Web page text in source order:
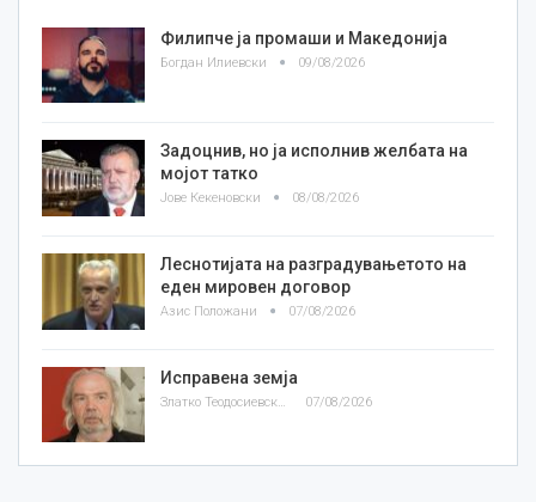
Филипче ја промаши и Македонија
Богдан Илиевски 09/08/2026
Задоцнив, но ја исполнив желбата на
мојот татко
Јове Кекеновски 08/08/2026
Леснотијата на разградувањетото на
еден мировен договор
Азис Положани 07/08/2026
Исправена земја
07/08/2026